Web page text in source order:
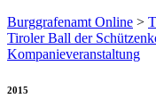
Burggrafenamt Online >
Tiroler Ball der
Kompanieveranstaltung
2015